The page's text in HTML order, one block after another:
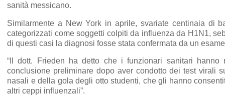
sanità messicano.
Similarmente a New York in aprile, svariate centinaia di
categorizzati come soggetti colpiti da influenza da H1N1,
di questi casi la diagnosi fosse stata confermata da un
“Il dott. Frieden ha detto che i funzionari sanitari hanno
conclusione preliminare dopo aver condotto dei test virali
nasali e della gola degli otto studenti, che gli hanno
altri ceppi influenzali”.